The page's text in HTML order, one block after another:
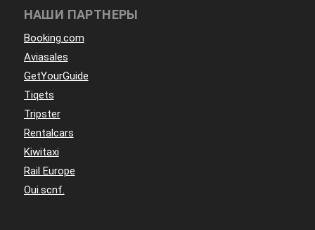
НАШИ ПАРТНЕРЫ
Booking.com
Aviasales
GetYourGuide
Tiqets
Tripster
Rentalcars
Kiwitaxi
Rail Europe
Oui.scnf.